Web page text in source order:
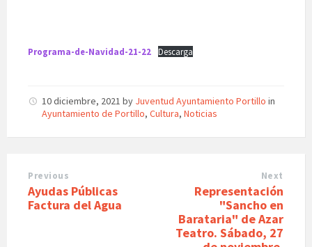
Programa-de-Navidad-21-22 Descarga
10 diciembre, 2021 by Juventud Ayuntamiento Portillo in
Ayuntamiento de Portillo, Cultura, Noticias
Previous
Ayudas Públicas
Factura del Agua
Next
Representación
"Sancho en
Barataria" de Azar
Teatro. Sábado, 27